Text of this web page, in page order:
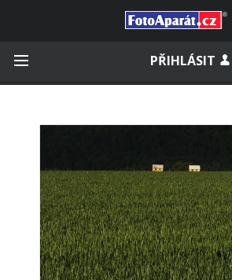
PŘIHLÁSIT
Zapomněli jste
Měli jste účet na starém